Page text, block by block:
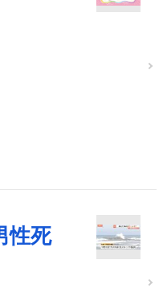
性死